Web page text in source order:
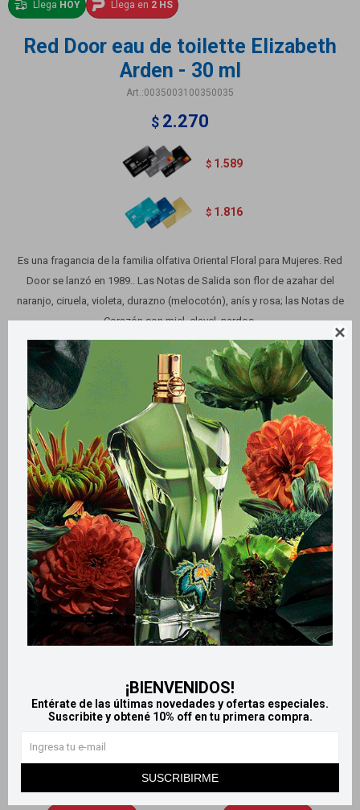

¡BIENVENIDOS!
Entérate de las últimas novedades y ofertas especiales.
Suscribite y obtené 10% off en tu primera compra.
SUSCRIBIRME
Llega HOY Llega en 2 HS
Red Door eau de toilette Elizabeth
Arden - 30 ml
0035003100350035
$ 2.270
$ 1.589
$ 1.816
Es una fragancia de la familia olfativa Oriental Floral para Mujeres. Red
Door se lanzó en 1989.. Las Notas de Salida son flor de azahar del
naranjo, ciruela, violeta, durazno (melocotón), anís y rosa; las Notas de
Corazón son miel, clavel, nardos.
Variantes:
Métodos y costos de envío
Retiros gratuitos en tiendas
Productos que te pueden interesar
LlegaHOY LlegaHOY